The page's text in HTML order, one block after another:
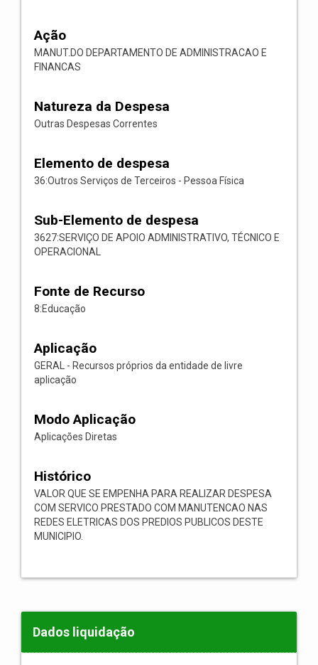
Ação
MANUT.DO DEPARTAMENTO DE ADMINISTRACAO E
FINANCAS
Natureza da Despesa
Outras Despesas Correntes
Elemento de despesa
36:Outros Serviços de Terceiros - Pessoa Física
Sub-Elemento de despesa
3627:SERVIÇO DE APOIO ADMINISTRATIVO, TÉCNICO E
OPERACIONAL
Fonte de Recurso
8:Educação
Aplicação
GERAL - Recursos próprios da entidade de livre
aplicação
Modo Aplicação
Aplicações Diretas
Histórico
VALOR QUE SE EMPENHA PARA REALIZAR DESPESA
COM SERVICO PRESTADO COM MANUTENCAO NAS
REDES ELETRICAS DOS PREDIOS PUBLICOS DESTE
MUNICIPIO.
Dados liquidação